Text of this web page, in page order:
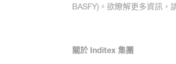
BASFY)。欲瞭解更多資訊，
關於 Inditex 集團